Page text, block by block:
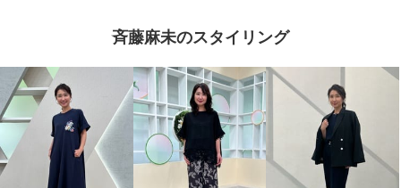
斉藤麻未のスタイリング